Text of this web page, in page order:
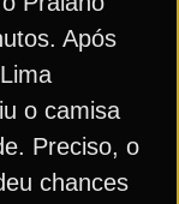
Após
o camisa
Preciso, o
chances